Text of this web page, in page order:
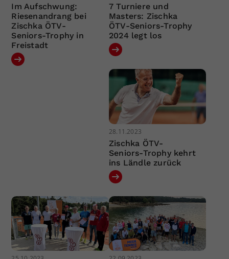
Im Aufschwung:
Riesenandrang bei
Zischka ÖTV-
Seniors-Trophy in
Freistadt
7 Turniere und
Masters: Zischka
ÖTV-Seniors-Trophy
2024 legt los
28.11.2023
Zischka ÖTV-
Seniors-Trophy kehrt
ins Ländle zurück